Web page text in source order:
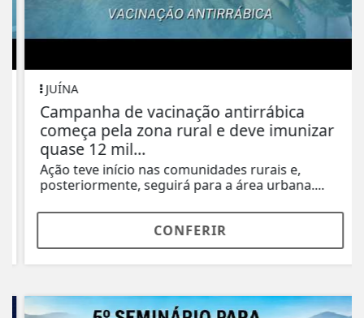
JUÍNA
Campanha de vacinação antirrábica
começa pela zona rural e deve imunizar
quase 12 mil...
Ação teve início nas comunidades rurais e,
posteriormente, seguirá para a área urbana....
CONFERIR